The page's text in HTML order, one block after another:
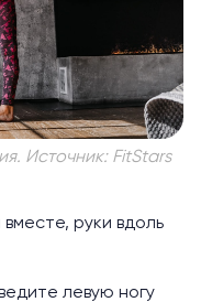
Источник: FitStars
руки вдоль
левую ногу